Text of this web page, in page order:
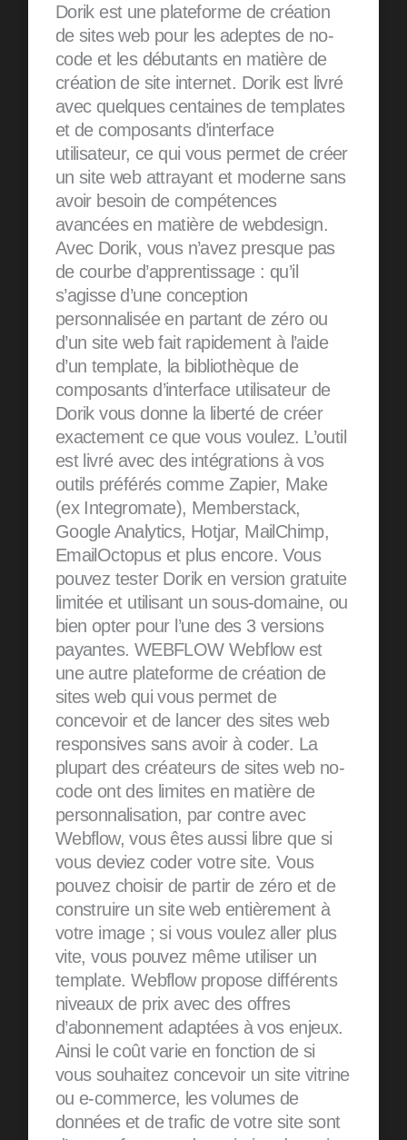
Dorik est une plateforme de création
de sites web pour les adeptes de no-
code et les débutants en matière de
création de site internet. Dorik est livré
avec quelques centaines de templates
et de composants d’interface
utilisateur, ce qui vous permet de créer
un site web attrayant et moderne sans
avoir besoin de compétences
avancées en matière de webdesign.
Avec Dorik, vous n’avez presque pas
de courbe d’apprentissage : qu’il
s’agisse d’une conception
personnalisée en partant de zéro ou
d’un site web fait rapidement à l’aide
d’un template, la bibliothèque de
composants d’interface utilisateur de
Dorik vous donne la liberté de créer
exactement ce que vous voulez. L’outil
est livré avec des intégrations à vos
outils préférés comme Zapier, Make
(ex Integromate), Memberstack,
Google Analytics, Hotjar, MailChimp,
EmailOctopus et plus encore. Vous
pouvez tester Dorik en version gratuite
limitée et utilisant un sous-domaine, ou
bien opter pour l’une des 3 versions
payantes. WEBFLOW Webflow est
une autre plateforme de création de
sites web qui vous permet de
concevoir et de lancer des sites web
responsives sans avoir à coder. La
plupart des créateurs de sites web no-
code ont des limites en matière de
personnalisation, par contre avec
Webflow, vous êtes aussi libre que si
vous deviez coder votre site. Vous
pouvez choisir de partir de zéro et de
construire un site web entièrement à
votre image ; si vous voulez aller plus
vite, vous pouvez même utiliser un
template. Webflow propose différents
niveaux de prix avec des offres
d’abonnement adaptées à vos enjeux.
Ainsi le coût varie en fonction de si
vous souhaitez concevoir un site vitrine
ou e-commerce, les volumes de
données et de trafic de votre site sont